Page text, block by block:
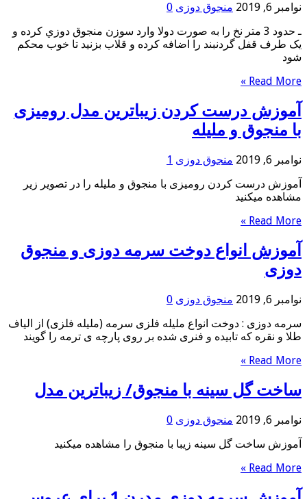
نوامبر 6, 2019 منجوق دوزی 0
ـ حدود 3 متر نخ را به صورت دولا وارد سوزن منجوق دوزي کرده و
يک طرف قفل گردنبند را اضافه کرده و قلاب بزنيد تا خوب محکم
شود
Read More »
آموزش درست کردن زیباترین مدل رومیزی
با منجوق و ملیله
نوامبر 6, 2019 منجوق دوزی 1
آموزش درست کردن رومیزی با منجوق و ملیله را در تصوير زير
مشاهده ميكنيد
Read More »
آموزش انواع دوخت سرمه دوزی و منجوق
دوزی
نوامبر 6, 2019 منجوق دوزی 0
سرمه دوزی : دوخت انواع ملیله فلزی سرمه (ملیله فلزی) از الیاف
طلا و نقره که تابیده و فنری شده بر روی پارچه ی ترمه را گویند
Read More »
ساخت گل سینه با منجوق/ زیباترین مدل
نوامبر 6, 2019 منجوق دوزی 0
آموزش ساخت گل سینه زيبا با منجوق را مشاهده ميكنيد
Read More »